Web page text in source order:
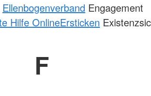
Ellenbogenverband Engagement
Hilfe OnlineErsticken
F